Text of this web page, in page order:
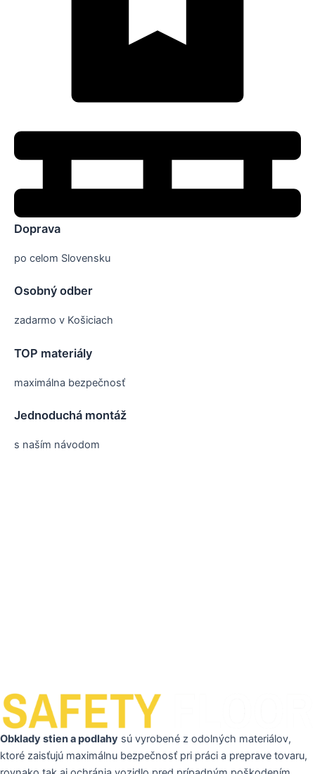
Doprava
po celom Slovensku
Osobný odber
zadarmo v Košiciach
TOP materiály
maximálna bezpečnosť
Jednoduchá montáž
s naším návodom
Obklady stien a podlahy sú vyrobené z odolných materiálov,
ktoré zaisťujú maximálnu bezpečnosť pri práci a preprave tovaru,